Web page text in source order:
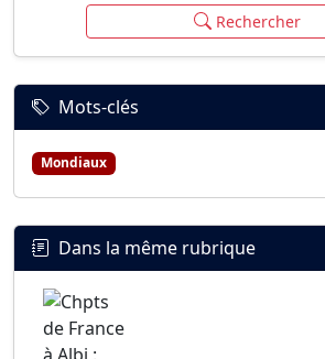
Rechercher
Mots-clés
Mondiaux
Dans la même rubrique